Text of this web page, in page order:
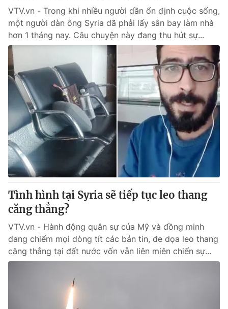
VTV.vn - Trong khi nhiều người dần ổn định cuộc sống,
một người đàn ông Syria đã phải lấy sân bay làm nhà
hơn 1 tháng nay. Câu chuyện này đang thu hút sự...
Tình hình tại Syria sẽ tiếp tục leo thang
căng thẳng?
VTV.vn - Hành động quân sự của Mỹ và đồng minh
đang chiếm mọi dòng tít các bản tin, đe dọa leo thang
căng thẳng tại đất nước vốn vẫn liên miên chiến sự...